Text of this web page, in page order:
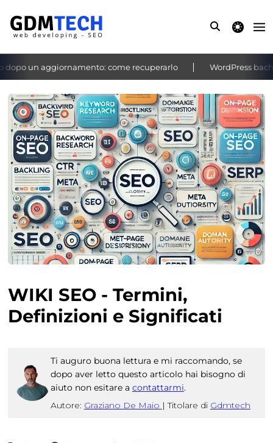
theme
un aggiornamento: come recuperarlo WordPress
‹ ›
WIKI SEO - Termini,
Definizioni e Significati
Ti auguro buona lettura e mi raccomando, se
dopo aver letto questo articolo hai bisogno di
aiuto non esitare a contattarmi.
Autore: Graziano De Maio | Titolare di Gdmtech